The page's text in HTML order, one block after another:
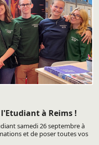
à Reims !
samedi 26 septembre à
et de poser toutes vos